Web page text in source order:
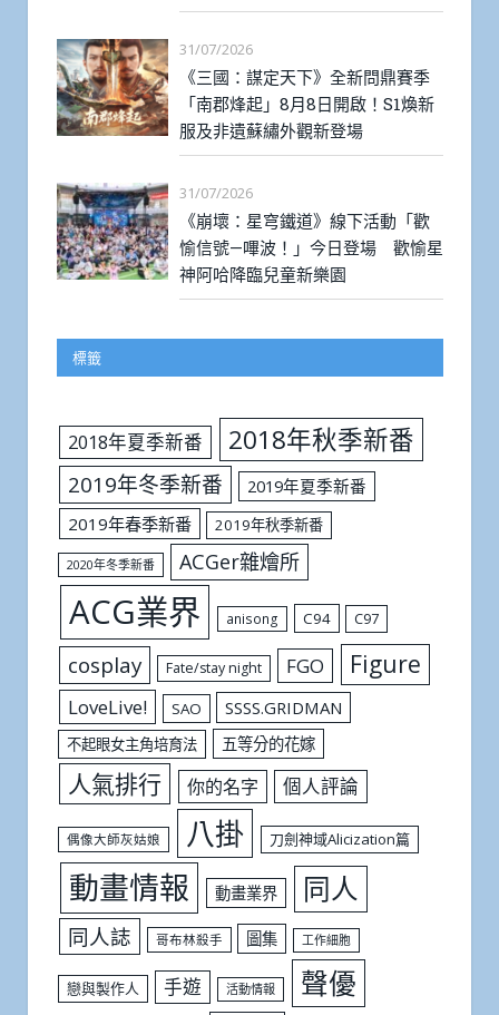
31/07/2026
《三國：謀定天下》全新問鼎賽季
「南郡烽起」8月8日開啟！S1煥新
服及非遺蘇繡外觀新登場
31/07/2026
《崩壞：星穹鐵道》線下活動「歡
愉信號—嗶波！」今日登場 歡愉星
神阿哈降臨兒童新樂園
標籤
2018年夏季新番 2018年秋季新番
2019年冬季新番
2019年夏季新番
2019年春季新番
2019年秋季新番
2020年冬季新番 ACGer雜燴所
ACG業界 anisong C94 C97
cosplay Fate/stay night FGO Figure
LoveLive! SAO SSSS.GRIDMAN
不起眼女主角培育法 五等分的花嫁
人氣排行 你的名字 個人評論
偶像大師灰姑娘 八掛 刀劍神域Alicization篇
動畫情報 動畫業界 同人
同人誌 哥布林殺手 圖集 工作細胞
戀與製作人 手遊 活動情報 聲優